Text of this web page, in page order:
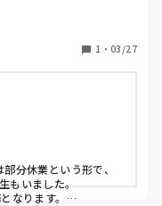
しょうか？
ましたか？
1 ・ 03/27
分休業という形で、
もいました。
なります。